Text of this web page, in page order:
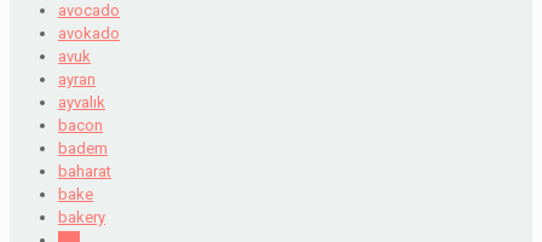
avocado
avokado
avuk
ayran
ayvalık
bacon
badem
baharat
bake
bakery